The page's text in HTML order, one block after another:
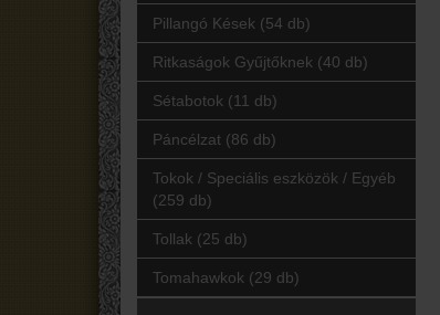
Pillangó Kések (54 db)
Ritkaságok Gyűjtőknek (40 db)
Sétabotok (11 db)
Páncélzat (86 db)
Tokok / Speciális eszközök / Egyéb
(259 db)
Tollak (25 db)
Tomahawkok (29 db)